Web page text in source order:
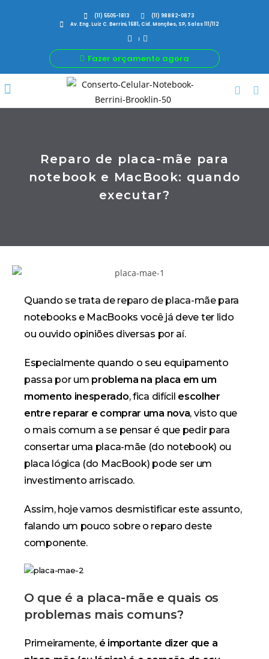
(11) 5505-1813
(11) 98882-0873
Av. Eng. Luiz C. Berrini, 1681, Cid. Monções, SP, Salas 111/112
Fazer orçamento agora
Reparo de placa-mãe para
notebook e MacBook: quando
executar?
Quando se trata de reparo de placa-mãepara
notebooks e MacBooks você já deve ter lido
ou ouvido opiniões diversas por aí.
Especialmente quando o seu equipamento
passa por um problema na placa em um
momento inesperado, fica difícil escolher
entre reparar e comprar uma nova, visto que
o mais comum a se pensar é que pedir para
consertar uma placa-mãe (do notebook) ou
placa lógica (do MacBook) pode ser um
investimento arriscado.
Assim, hoje vamos desmistificar este assunto,
falando um pouco sobre o reparo deste
componente.
O que é a placa-mãe e quais os
problemas mais comuns?
Primeiramente, é importante dizer que a